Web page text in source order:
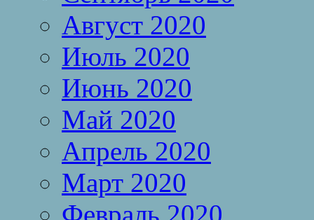
Август 2020
Июль 2020
Июнь 2020
Май 2020
Апрель 2020
Март 2020
Февраль 2020